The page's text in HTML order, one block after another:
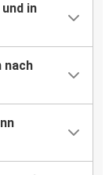
in
nach